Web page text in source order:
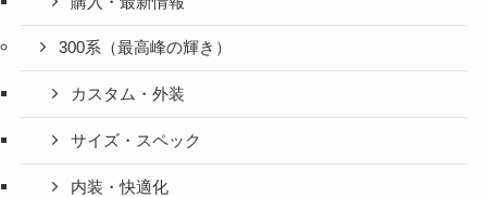
300系（最高峰の輝き）
カスタム・外装
サイズ・スペック
内装・快適化